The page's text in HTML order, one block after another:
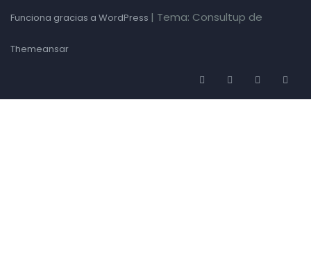
Funciona gracias a WordPress | Tema: Consultup de
Themeansar